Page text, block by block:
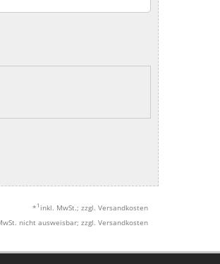
* 1 inkl. MwSt.; zzgl. Versandkosten
nicht ausweisbar; zzgl. Versandkosten